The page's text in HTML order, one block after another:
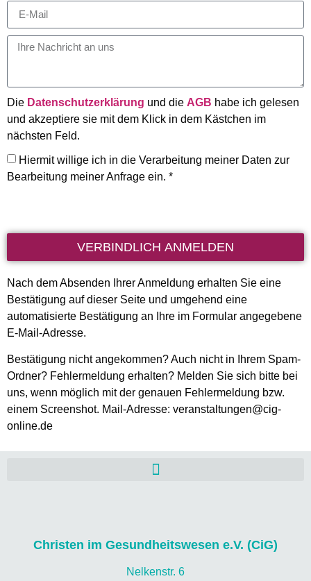
Die Datenschutzerklärung und die AGB habe ich gelesen
und akzeptiere sie mit dem Klick in dem Kästchen im
nächsten Feld.
Hiermit willige ich in die Verarbeitung meiner Daten zur
Bearbeitung meiner Anfrage ein. *
VERBINDLICH ANMELDEN
Nach dem Absenden Ihrer Anmeldung erhalten Sie eine
Bestätigung auf dieser Seite und umgehend eine
automatisierte Bestätigung an Ihre im Formular angegebene
E-Mail-Adresse.
Bestätigung nicht angekommen? Auch nicht in Ihrem Spam-
Ordner? Fehlermeldung erhalten? Melden Sie sich bitte bei
uns, wenn möglich mit der genauen Fehlermeldung bzw.
einem Screenshot. Mail-Adresse: veranstaltungen@cig-
online.de
Christen im Gesundheitswesen e.V. (CiG)
Nelkenstr. 6